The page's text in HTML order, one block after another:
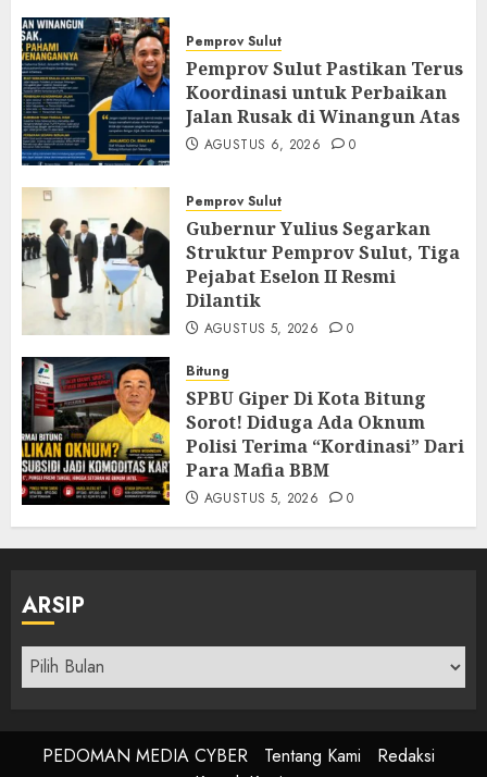
Pemprov Sulut
Pemprov Sulut Pastikan Terus
Koordinasi untuk Perbaikan
Jalan Rusak di Winangun Atas
AGUSTUS 6, 2026 0
Pemprov Sulut
Gubernur Yulius Segarkan
Struktur Pemprov Sulut, Tiga
Pejabat Eselon II Resmi
Dilantik
AGUSTUS 5, 2026 0
Bitung
SPBU Giper Di Kota Bitung
Sorot! Diduga Ada Oknum
Polisi Terima “Kordinasi” Dari
Para Mafia BBM
AGUSTUS 5, 2026 0
ARSIP
Arsip
PEDOMAN MEDIA CYBER Tentang Kami
Redaksi